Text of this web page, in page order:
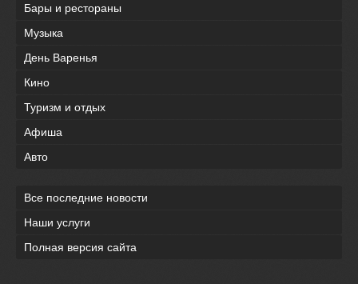
Бары и рестораны
Музыка
День Варенья
Кино
Туризм и отдых
Афиша
Авто
Все последние новости
Наши услуги
Полная версия сайта